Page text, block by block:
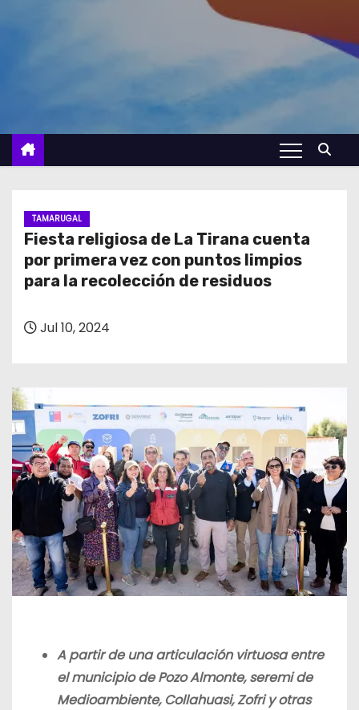
TAMARUGAL
Fiesta religiosa de La Tirana cuenta
por primera vez con puntos limpios
para la recolección de residuos
Jul 10, 2024
A partir de una articulación virtuosa entre
el municipio de Pozo Almonte, seremi de
Medioambiente, Collahuasi, Zofri y otras